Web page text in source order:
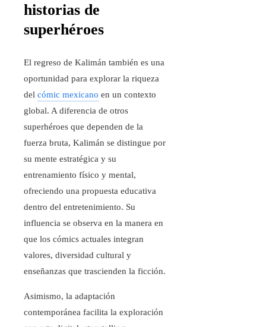
historias de
superhéroes
El regreso de Kalimán también es una
oportunidad para explorar la riqueza
del cómic mexicano en un contexto
global. A diferencia de otros
superhéroes que dependen de la
fuerza bruta, Kalimán se distingue por
su mente estratégica y su
entrenamiento físico y mental,
ofreciendo una propuesta educativa
dentro del entretenimiento. Su
influencia se observa en la manera en
que los cómics actuales integran
valores, diversidad cultural y
enseñanzas que trascienden la ficción.
Asimismo, la adaptación
contemporánea facilita la exploración